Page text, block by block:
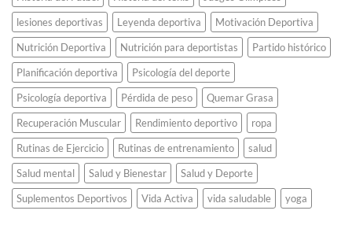
lesiones deportivas
Leyenda deportiva
Motivación Deportiva
Nutrición Deportiva
Nutrición para deportistas
Partido histórico
Planificación deportiva
Psicología del deporte
Psicología deportiva
Pérdida de peso
Quemar Grasa
Recuperación Muscular
Rendimiento deportivo
ropa
Rutinas de Ejercicio
Rutinas de entrenamiento
salud
Salud mental
Salud y Bienestar
Salud y Deporte
Suplementos Deportivos
Vida Activa vida saludable yoga